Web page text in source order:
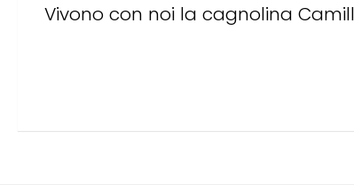
Vivono con noi la cagnolina